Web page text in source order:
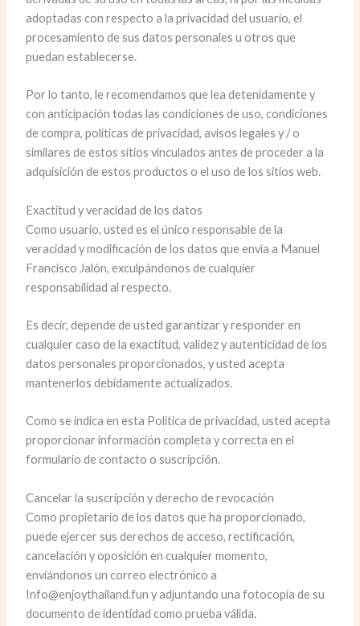
adoptadas con respecto a la privacidad del usuario, el
procesamiento de sus datos personales u otros que
puedan establecerse.
Por lo tanto, le recomendamos que lea detenidamente y
con anticipación todas las condiciones de uso, condiciones
de compra, políticas de privacidad, avisos legales y / o
similares de estos sitios vinculados antes de proceder a la
adquisición de estos productos o el uso de los sitios web.
Exactitud y veracidad de los datos
Como usuario, usted es el único responsable de la
veracidad y modificación de los datos que envía a Manuel
Francisco Jalón, exculpándonos de cualquier
responsabilidad al respecto.
Es decir, depende de usted garantizar y responder en
cualquier caso de la exactitud, validez y autenticidad de los
datos personales proporcionados, y usted acepta
mantenerlos debidamente actualizados.
Como se indica en esta Política de privacidad, usted acepta
proporcionar información completa y correcta en el
formulario de contacto o suscripción.
Cancelar la suscripción y derecho de revocación
Como propietario de los datos que ha proporcionado,
puede ejercer sus derechos de acceso, rectificación,
cancelación y oposición en cualquier momento,
enviándonos un correo electrónico a
Info@enjoythailand.fun y adjuntando una fotocopia de su
documento de identidad como prueba válida.